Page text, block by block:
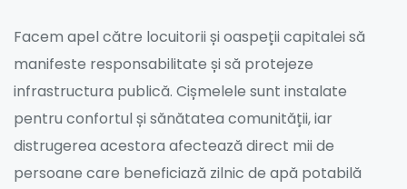
Facem apel către locuitorii și oaspeții capitalei să
manifeste responsabilitate și să protejeze
infrastructura publică. Cișmelele sunt instalate
pentru confortul și sănătatea comunității, iar
distrugerea acestora afectează direct mii de
persoane care beneficiază zilnic de apă potabilă